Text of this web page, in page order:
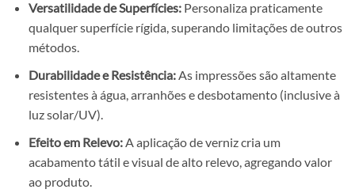
Versatilidade de Superfícies:Personaliza praticamente
qualquer superfície rígida, superando limitações de outros
métodos.
Durabilidade e Resistência:As impressões são altamente
resistentes à água, arranhões e desbotamento (inclusive à
luz solar/UV).
Efeito em Relevo:A aplicação de verniz cria um
acabamento tátil e visual de alto relevo, agregando valor
ao produto.